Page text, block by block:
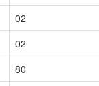
02
02
80